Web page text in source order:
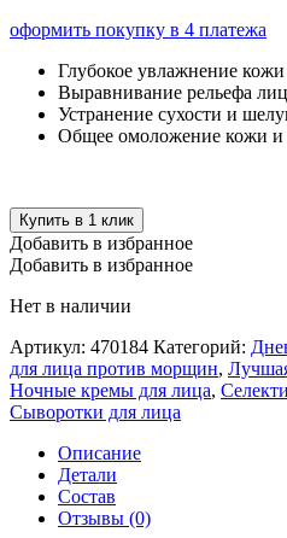
оформить покупку в 4 платежа
Глубокое увлажнение кожи
Выравнивание рельефа
Устранение сухости и
Общее омоложение кожи и
Купить в 1 клик
Добавить в избранное
Добавить в избранное
Нет в наличии
Артикул: 470184 Категорий:
для лица против морщин,
Ночные кремы для лица,
Сыворотки для лица
Описание
Детали
Состав
Отзывы (0)